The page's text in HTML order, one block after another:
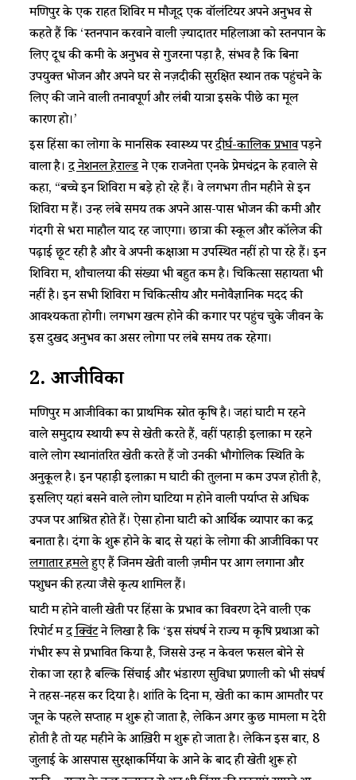
मणिपुर के एक राहत शिविर में मौजूद एक वॉलंटियर अपने अनुभव से
कहते हैं कि ‘स्तनपान करवाने वाली ज़्यादातर महिलाओं को स्तनपान के
लिए दूध की कमी के अनुभव से गुजरना पड़ा है, संभव है कि बिना
उपयुक्त भोजन और अपने घर से नज़दीकी सुरक्षित स्थान तक पहुंचने के
लिए की जाने वाली तनावपूर्ण और लंबी यात्रा इसके पीछे का मूल
कारण हो।’
इस हिंसा का लोगों के मानसिक स्वास्थ्य परदीर्घ-कालिक प्रभावपड़ने
वाला है।द नेशनल हेराल्डने एक राजनेता एनके प्रेमचंद्रन के हवाले से
कहा, “बच्चे इन शिविरों में बड़े हो रहे हैं। वे लगभग तीन महीने से इन
शिविरों में हैं। उन्हें लंबे समय तक अपने आस-पास भोजन की कमी और
गंदगी से भरा माहौल याद रह जाएगा। छात्रों की स्कूल और कॉलेज की
पढ़ाई छूट रही है और वे अपनी कक्षाओं में उपस्थित नहीं हो पा रहे हैं। इन
शिविरों में, शौचालयों की संख्या भी बहुत कम है। चिकित्सा सहायता भी
नहीं है। इन सभी शिविरों में चिकित्सीय और मनोवैज्ञानिक मदद की
आवश्यकता होगी। लगभग खत्म होने की कगार पर पहुंच चुके जीवन के
इस दुखद अनुभव का असर लोगों पर लंबे समय तक रहेगा।
2.आजीविका
मणिपुर में आजीविका का प्राथमिक स्रोत कृषि है। जहां घाटी में रहने
वाले समुदाय स्थायी रूप से खेती करते हैं, वहीं पहाड़ी इलाक़ों में रहने
वाले लोग स्थानांतरित खेती करते हैं जो उनकी भौगोलिक स्थिति के
अनुकूल है। इन पहाड़ी इलाक़ों में घाटी की तुलना में कम उपज होती है,
इसलिए यहां बसने वाले लोग घाटियों में होने वाली पर्याप्त से अधिक
उपज पर आश्रित होते हैं। ऐसा होना घाटी को आर्थिक व्यापार का केंद्र
बनाता है। दंगों के शुरू होने के बाद से यहां के लोगों की आजीविका पर
लगातार हमलेहुए हैं जिनमें खेती वाली ज़मीन पर आग लगाना और
पशुधन की हत्या जैसे कृत्य शामिल हैं।
घाटी में होने वाली खेती पर हिंसा के प्रभाव का विवरण देने वाली एक
रिपोर्ट मेंद क्विंटने लिखा है कि ‘इस संघर्ष ने राज्य में कृषि प्रथाओं को
गंभीर रूप से प्रभावित किया है, जिससे उन्हें न केवल फसल बोने से
रोका जा रहा है बल्कि सिंचाई और भंडारण सुविधा प्रणाली को भी संघर्ष
ने तहस-नहस कर दिया है। शांति के दिनों में, खेती का काम आमतौर पर
जून के पहले सप्ताह में शुरू हो जाता है, लेकिन अगर कुछ मामलों में देरी
होती है तो यह महीने के आख़िरी में शुरू हो जाता है। लेकिन इस बार, 8
जुलाई के आसपास सुरक्षाकर्मियों के आने के बाद ही खेती शुरू हो